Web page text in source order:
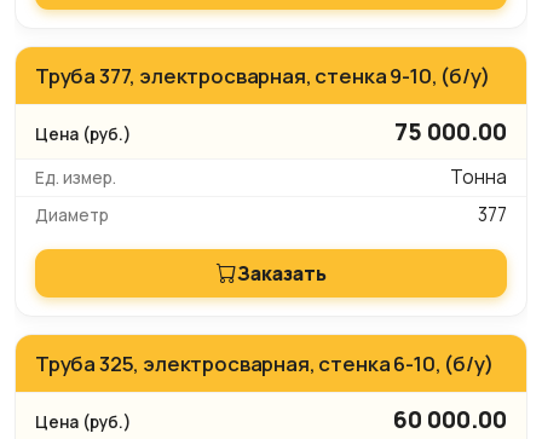
Труба 377, электросварная, стенка 9-10, (б/у)
75 000.00
Тонна
377
Заказать
Труба 325, электросварная, стенка 6-10, (б/у)
60 000.00